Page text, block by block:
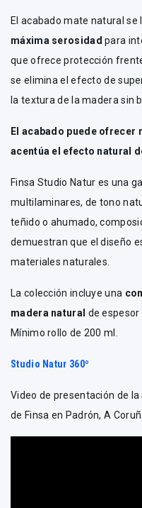
El acabado mate natural se
máxima serosidad para
que ofrece protección
se elimina el efecto de
la textura de la madera sin
El acabado puede
acentúa el efecto natural
Finsa Studio Natur es una
multilaminares, de tono
teñido o ahumado,
demuestran que el diseño
materiales naturales.
La colección incluye una
madera natural de espesor
Mínimo rollo de 200 ml.
Studio Natur 360º
Video de presentación de
de Finsa en Padrón, A